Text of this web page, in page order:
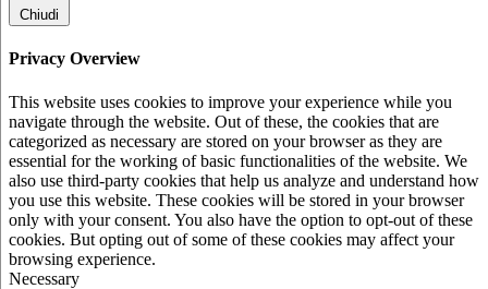
Chiudi
Privacy Overview
This website uses cookies to improve your experience while you
navigate through the website. Out of these, the cookies that are
categorized as necessary are stored on your browser as they are
essential for the working of basic functionalities of the website. We
also use third-party cookies that help us analyze and understand how
you use this website. These cookies will be stored in your browser
only with your consent. You also have the option to opt-out of these
cookies. But opting out of some of these cookies may affect your
browsing experience.
Necessary